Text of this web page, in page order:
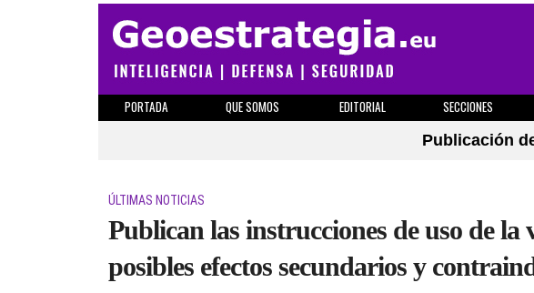
PORTADA QUE SOMOS EDITORIAL SECCIONES
Publicación
ÚLTIMAS NOTICIAS
Publican las instrucciones de uso de
posibles efectos secundarios y